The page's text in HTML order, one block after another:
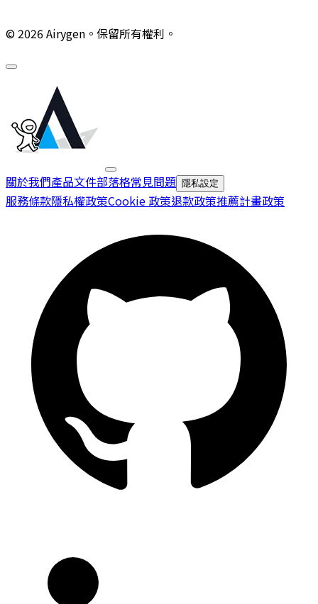
© 2026 Airygen。保留所有權利。
關於我們產品文件部落格常見問題 隱私設定
服務條款隱私權政策Cookie 政策退款政策推薦計畫政策